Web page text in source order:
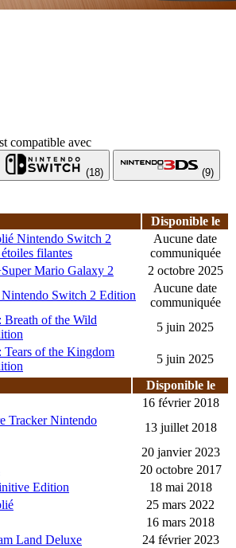
compatible avec
(18) (9)
Disponible le
Nintendo Switch 2
filantes
Aucune date
communiquée
Mario Galaxy 2
2 octobre 2025
Switch 2 Edition
Aucune date
communiquée
Breath of the Wild
5 juin 2025
of the Kingdom
5 juin 2025
Disponible le
16 février 2018
Tracker Nintendo
13 juillet 2018
20 janvier 2023
20 octobre 2017
Edition
18 mai 2018
25 mars 2022
16 mars 2018
Land Deluxe
24 février 2023